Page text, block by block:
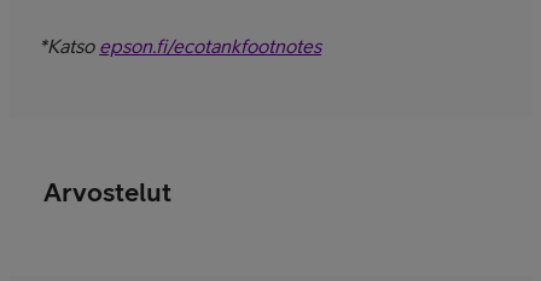
*Katso epson.fi/ecotankfootnotes
Arvostelut